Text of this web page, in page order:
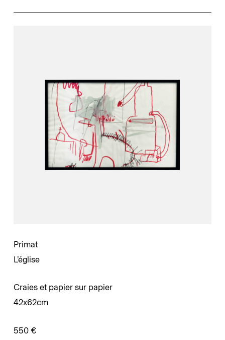
Primat
L’église
Craies et papier sur papier
42x62cm
550 €